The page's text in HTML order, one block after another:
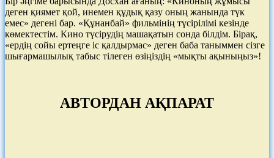
деген қиямет қой, инемен құдық қазу оның жанында түк
емес» дегені бар. «Құнанбай» фильмінің түсірілімі кезінде
көмектестім. Кино түсірудің машақатын сонда білдім. Бірақ,
«ердің сойы ертеңге іс қалдырмас» деген баба таныммен сізге
шығармашылық табыс тілеген өзіңіздің «мықты ақыныңыз»!
АВТОРДАН АҚПАРАТ